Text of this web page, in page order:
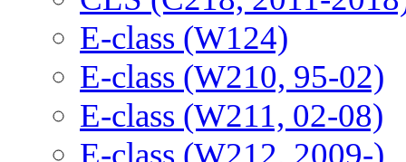
E-class (W124)
E-class (W210, 95-02)
E-class (W211, 02-08)